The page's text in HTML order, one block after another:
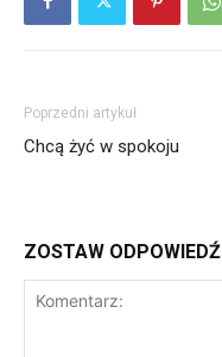
Poprzedni artykuł
Chcą żyć w spokoju
ZOSTAW ODPOWIEDŹ